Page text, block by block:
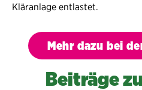
Kläranlage entlastet.
Mehr dazu bei
Beiträge